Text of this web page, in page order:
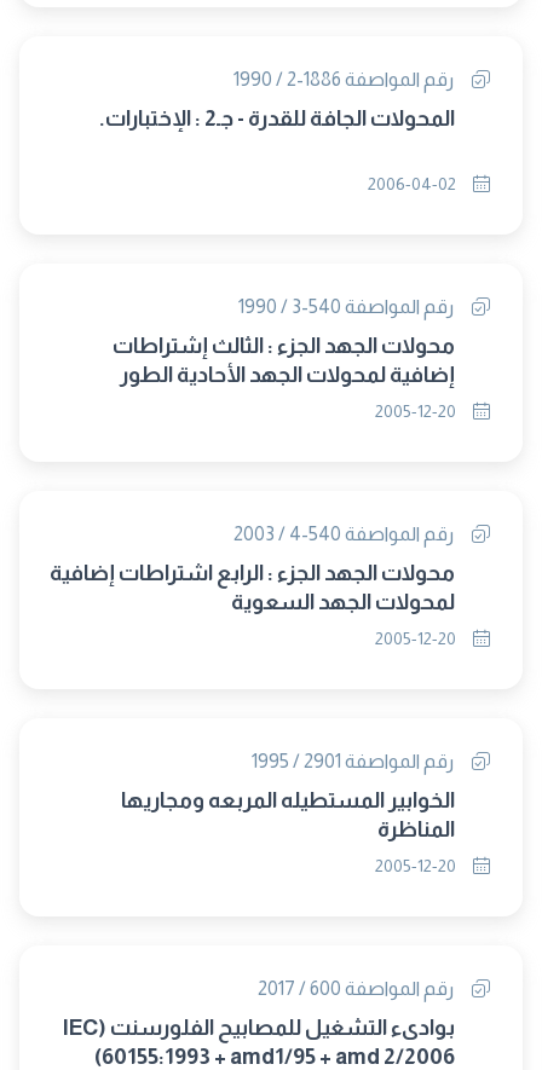
رقم المواصفة 1886-2 / 1990
المحولات الجافة للقدرة - جـ2 : الإختبارات.
رقم المواصفة 540-3 / 1990
محولات الجهد الجزء : الثالث إشتراطات
إضافية لمحولات الجهد الأحادية الطور
المستخدمة فى الوقاية
رقم المواصفة 540-4 / 2003
محولات الجهد الجزء : الرابع اشتراطات إضافية
لمحولات الجهد السعوية
رقم المواصفة 2901 / 1995
الخوابير المستطيله المربعه ومجاريها
المناظرة
رقم المواصفة 600 / 2017
بوادىء التشغيل للمصابيح الفلورسنت (IEC
60155:1993 + amd1/95 + amd 2/2006)